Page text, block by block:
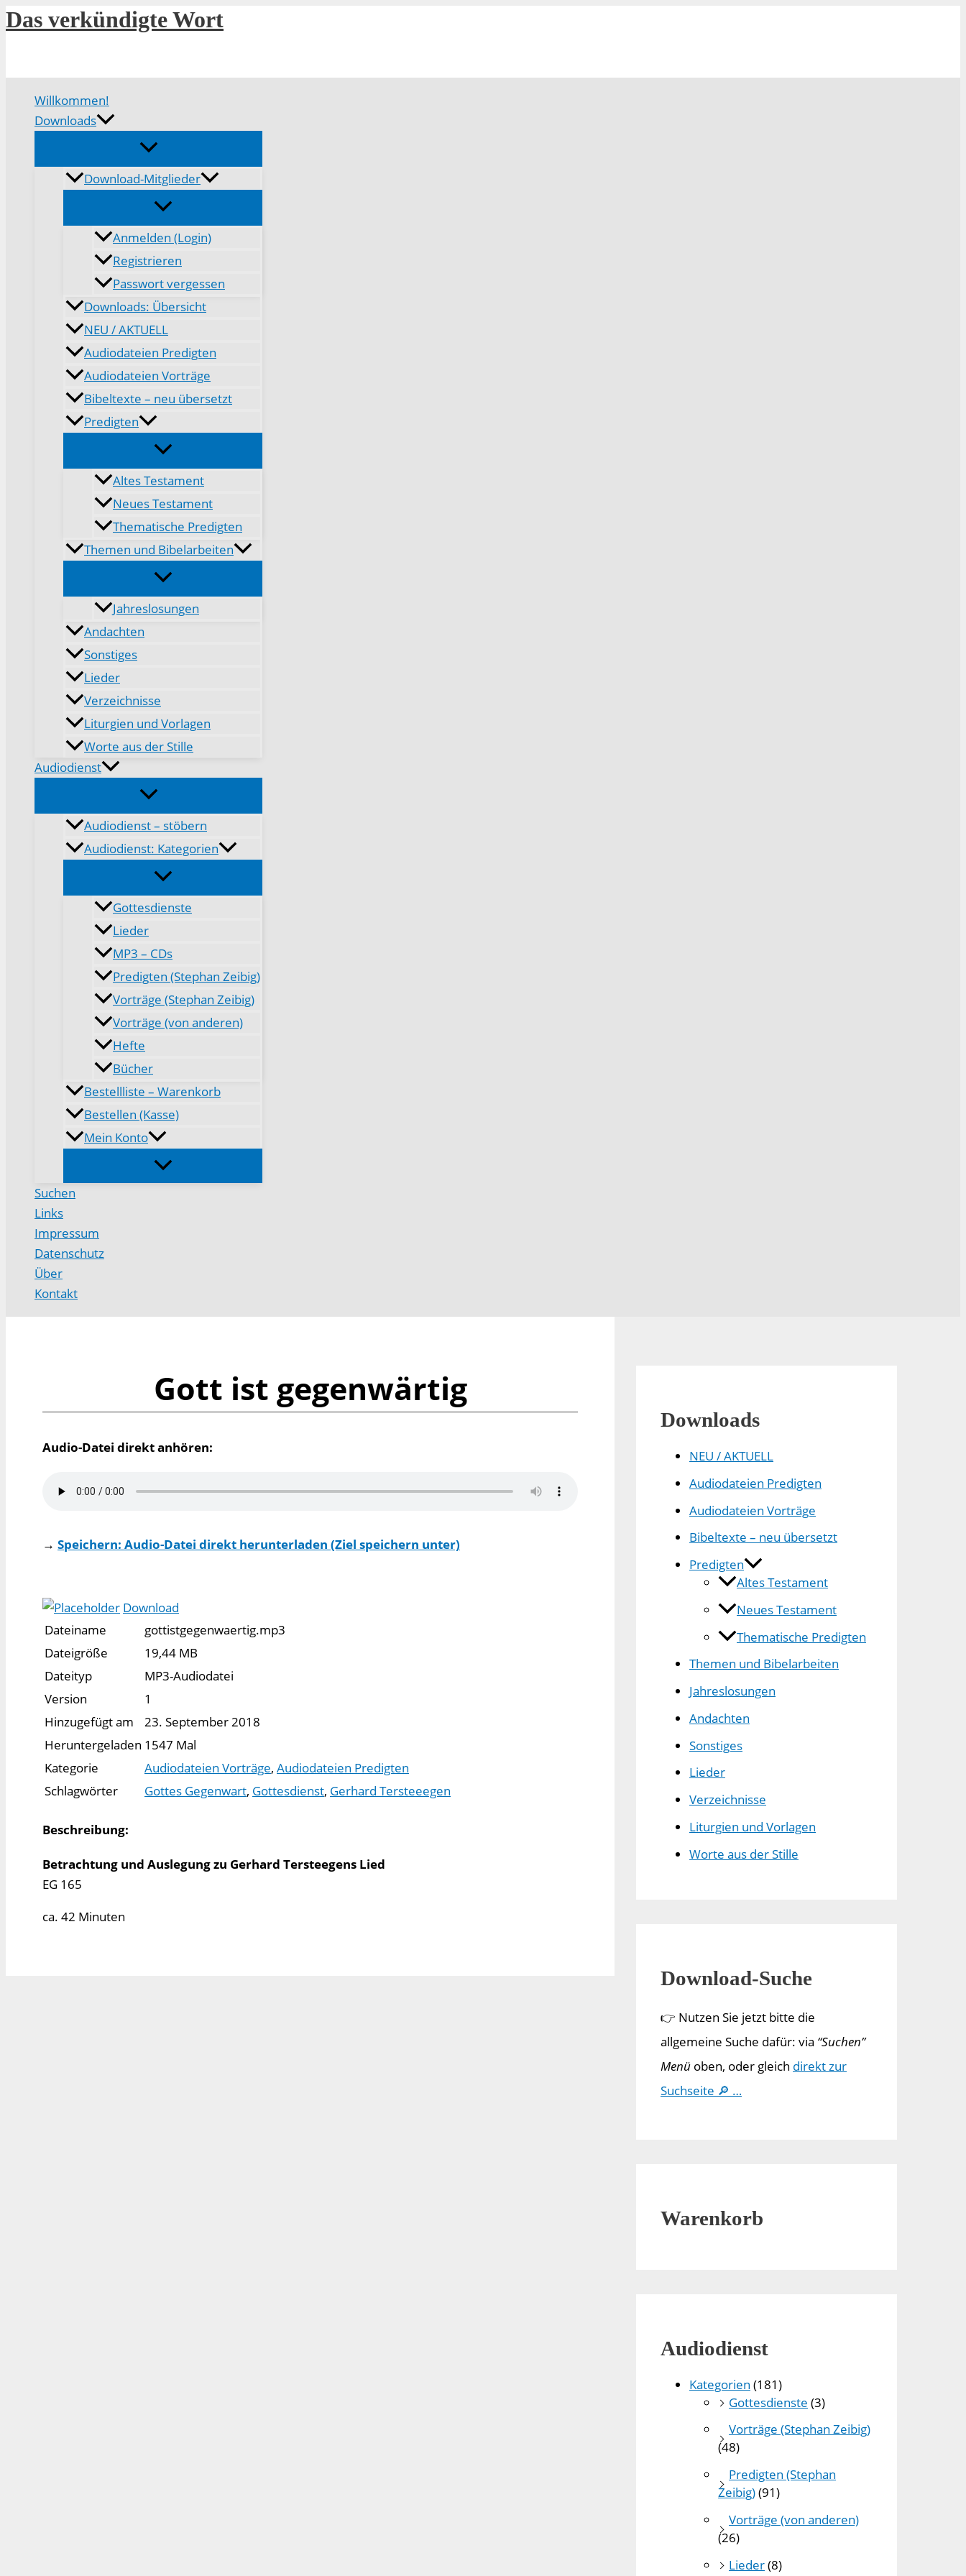
Zum
Inhalt
Das verkündigte Wort
Willkommen!
Downloads
Download-Mitglieder
Anmelden (Login)
Registrieren
Passwort vergessen
Downloads: Übersicht
NEU / AKTUELL
Audiodateien Predigten
Audiodateien Vorträge
Bibeltexte – neu übersetzt
Predigten
Altes Testament
Neues Testament
Thematische Predigten
Themen und Bibelarbeiten
Jahreslosungen
Andachten
Sonstiges
Lieder
Verzeichnisse
Liturgien und Vorlagen
Worte aus der Stille
Audiodienst
Audiodienst – stöbern
Audiodienst: Kategorien
Gottesdienste
Lieder
MP3 – CDs
Predigten (Stephan Zeibig)
Vorträge (Stephan Zeibig)
Vorträge (von anderen)
Hefte
Bücher
Bestellliste – Warenkorb
Bestellen (Kasse)
Mein Konto
Suchen
Links
Impressum
Datenschutz
Über
Kontakt
Gott ist gegenwärtig
Audio-Datei direkt anhören:
→ Speichern: Audio-Datei direkt herunterladen (Ziel speichern unter)
Download
Dateiname
gottistgegenwaertig.mp3
Dateigröße
19,44 MB
Dateityp
MP3-Audiodatei
Version
1
Hinzugefügt am
23. September 2018
Heruntergeladen 1547 Mal
Kategorie
Audiodateien Vorträge, Audiodateien Predigten
Schlagwörter
Gottes Gegenwart, Gottesdienst, Gerhard Tersteeegen
Beschreibung:
Betrachtung und Auslegung zu Gerhard Tersteegens Lied
EG 165
ca. 42 Minuten
Downloads
NEU / AKTUELL
Audiodateien Predigten
Audiodateien Vorträge
Bibeltexte – neu übersetzt
Predigten
Altes Testament
Neues Testament
Thematische Predigten
Themen und Bibelarbeiten
Jahreslosungen
Andachten
Sonstiges
Lieder
Verzeichnisse
Liturgien und Vorlagen
Worte aus der Stille
Download-Suche
👉 Nutzen Sie jetzt bitte die
allgemeine Suche dafür: via “Suchen”
Menü oben, oder gleich direkt zur
Suchseite 🔎 …
Warenkorb
Audiodienst
Kategorien (181)
Gottesdienste (3)
Vorträge (Stephan Zeibig)
(48)
Predigten (Stephan
Zeibig)(91)
Vorträge (von anderen)
(26)
Lieder(8)